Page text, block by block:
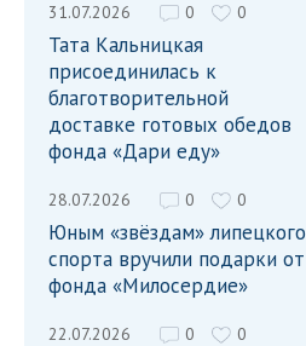
31.07.2026 0 0
Тата Кальницкая
присоединилась к
благотворительной
доставке готовых обедов
фонда «Дари еду»
28.07.2026 0 0
Юным «звёздам» липецкого
спорта вручили подарки от
фонда «Милосердие»
22.07.2026 0 0